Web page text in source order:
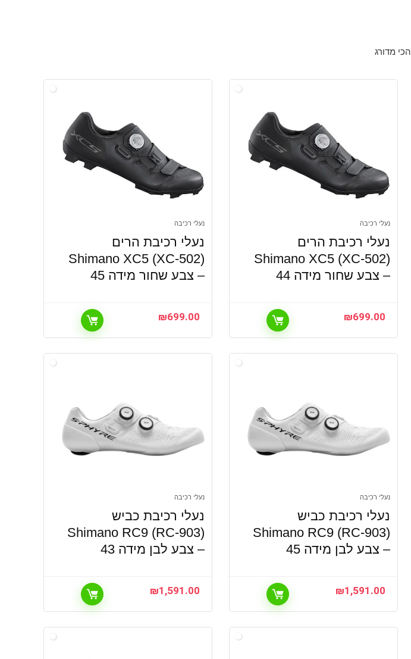
הכי מדורג
נעלי רכיבה
נעלי רכיבת הרים
Shimano XC5 (XC-502)
– צבע שחור מידה 44
₪699.00
נעלי רכיבה
נעלי רכיבת הרים
Shimano XC5 (XC-502)
– צבע שחור מידה 45
₪699.00
נעלי רכיבה
נעלי רכיבת כביש
Shimano RC9 (RC-903)
– צבע לבן מידה 45
₪1,591.00
נעלי רכיבה
נעלי רכיבת כביש
Shimano RC9 (RC-903)
– צבע לבן מידה 43
₪1,591.00